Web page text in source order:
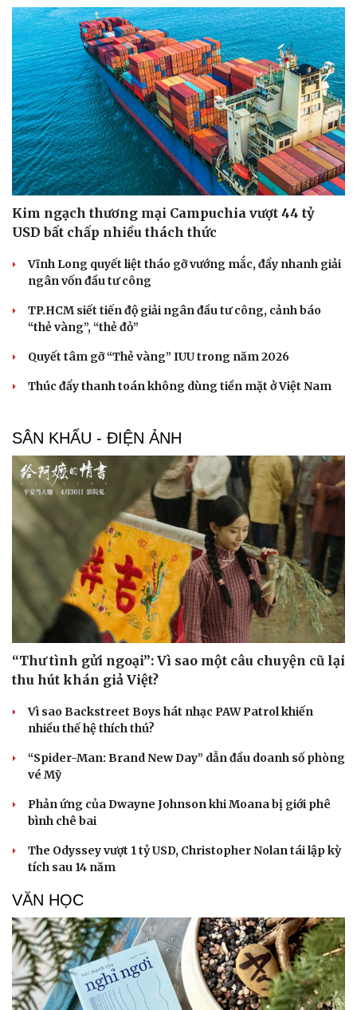
Cải chính
Kim ngạch thương mại Campuchia vượt 44 tỷ
USD bất chấp nhiều thách thức
Vĩnh Long quyết liệt tháo gỡ vướng mắc, đẩy nhanh giải
ngân vốn đầu tư công
TP.HCM siết tiến độ giải ngân đầu tư công, cảnh báo
“thẻ vàng”, “thẻ đỏ”
Quyết tâm gỡ “Thẻ vàng” IUU trong năm 2026
Thúc đẩy thanh toán không dùng tiền mặt ở Việt Nam
SÂN KHẤU - ĐIỆN ẢNH
“Thư tình gửi ngoại”: Vì sao một câu chuyện cũ lại
thu hút khán giả Việt?
Vì sao Backstreet Boys hát nhạc PAW Patrol khiến
nhiều thế hệ thích thú?
“Spider-Man: Brand New Day” dẫn đầu doanh số phòng
vé Mỹ
Phản ứng của Dwayne Johnson khi Moana bị giới phê
bình chê bai
The Odyssey vượt 1 tỷ USD, Christopher Nolan tái lập kỳ
tích sau 14 năm
VĂN HỌC